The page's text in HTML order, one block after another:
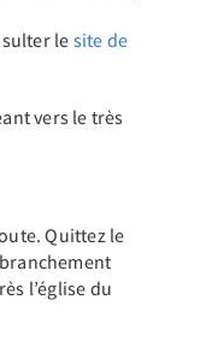
lesite de
vers le très
Quittez le
l’église du